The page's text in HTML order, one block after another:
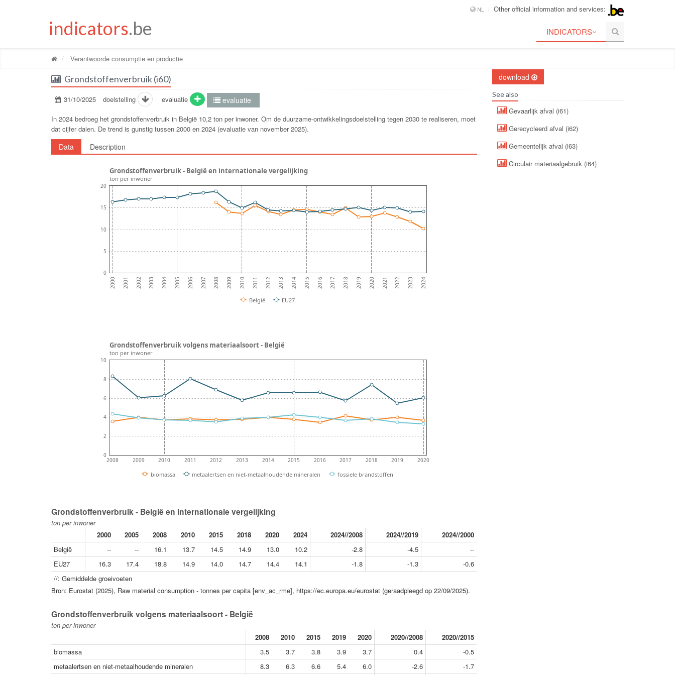
NL Other official information and services:
indicators.be INDICATORS
Verantwoorde consumptie en productie
Grondstoffenverbruik (i60)
31/10/2025 doelstelling evaluatie evaluatie
In 2024 bedroeg het grondstoffenverbruik in België 10,2 ton per inwoner. Om de duurzame-ontwikkelingsdoelstelling tegen 2030 te realiseren, moet
dat cijfer dalen. De trend is gunstig tussen 2000 en 2024 (evaluatie van november 2025).
Data Description
2000 2001 2002 2003 2004 2005 2006 2007 2008 2009 2010 2011 2012 2013 2014 2015 2016 2017 2018 2019 2020 2021 2022 2023 2024
0
5
10
15
20
België EU27
Grondstoffenverbruik - België en internationale vergelijking
ton per inwoner
2008 2009 2010 2011 2012 2013 2014 2015 2016 2017 2018 2019 2020
0
2
4
6
8
10
biomassa metaalertsen en niet-metaalhoudende mineralen fossiele brandstoffen
Grondstoffenverbruik volgens materiaalsoort - België
ton per inwoner
Grondstoffenverbruik - België en internationale vergelijking
ton per inwoner
2000
2005 2008 2010 2015 2018 2020 2024 2024//2008 2024//2019
2024//2000
België
-- -- 16.1 13.7 14.5 14.9 13.0 10.2 -2.8 -4.5
--
EU27
16.3 17.4 18.8 14.9 14.0 14.7 14.4 14.1 -1.8 -1.3
-0.6
//: Gemiddelde groeivoeten
Bron: Eurostat (2025), Raw material consumption - tonnes per capita [env_ac_rme], https://ec.europa.eu/eurostat (geraadpleegd op 22/09/2025).
Grondstoffenverbruik volgens materiaalsoort - België
ton per inwoner
2008
2010 2015 2019 2020 2020//2008
2020//2015
biomassa
3.5 3.7 3.8 3.9 3.7 0.4
-0.5
metaalertsen en niet-metaalhoudende mineralen
8.3 6.3 6.6 5.4 6.0 -2.6 -1.7
download
See also
Gevaarlijk afval (i61)
Gerecycleerd afval (i62)
Gemeentelijk afval (i63)
Circulair materiaalgebruik (i64)